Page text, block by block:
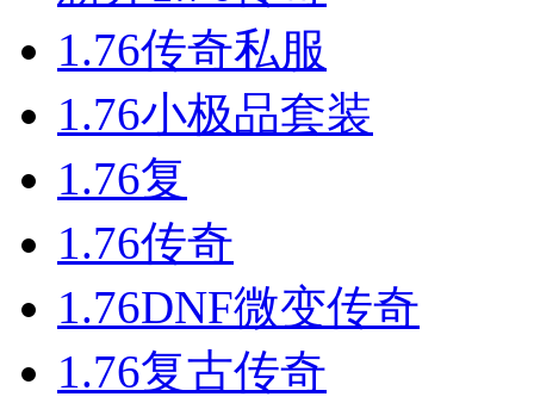
1.76传奇私服
1.76小极品套装
1.76复
1.76传奇
1.76DNF微变传奇
1.76复古传奇